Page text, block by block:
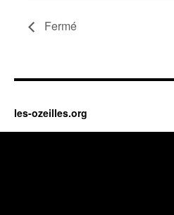
Fermé
les-ozeilles.org